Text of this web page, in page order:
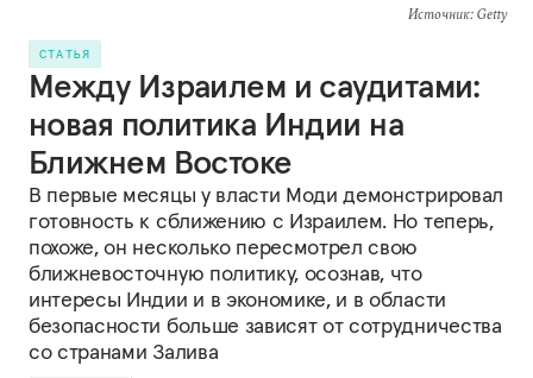
Источник: Getty
СТАТЬЯ
Между Израилем и саудитами:
новая политика Индии на
Ближнем Востоке
В первые месяцы у власти Моди демонстрировал
готовность к сближению с Израилем. Но теперь,
похоже, он несколько пересмотрел свою
ближневосточную политику, осознав, что
интересы Индии и в экономике, и в области
безопасности больше зависят от сотрудничества
со странами Залива